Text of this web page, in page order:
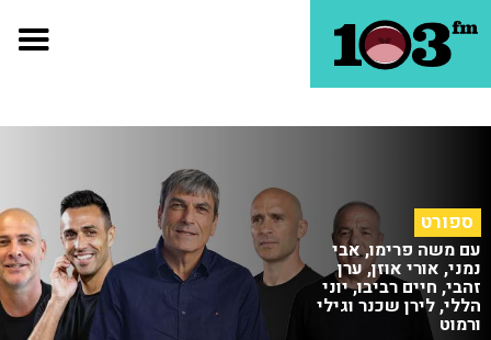
ספורט
עם משה פרימו, אבי
נמני, אורי אוזן, ערן
זהבי, חיים רביבו, יוני
הללי, לירן שכנר וגילי
ורמוט